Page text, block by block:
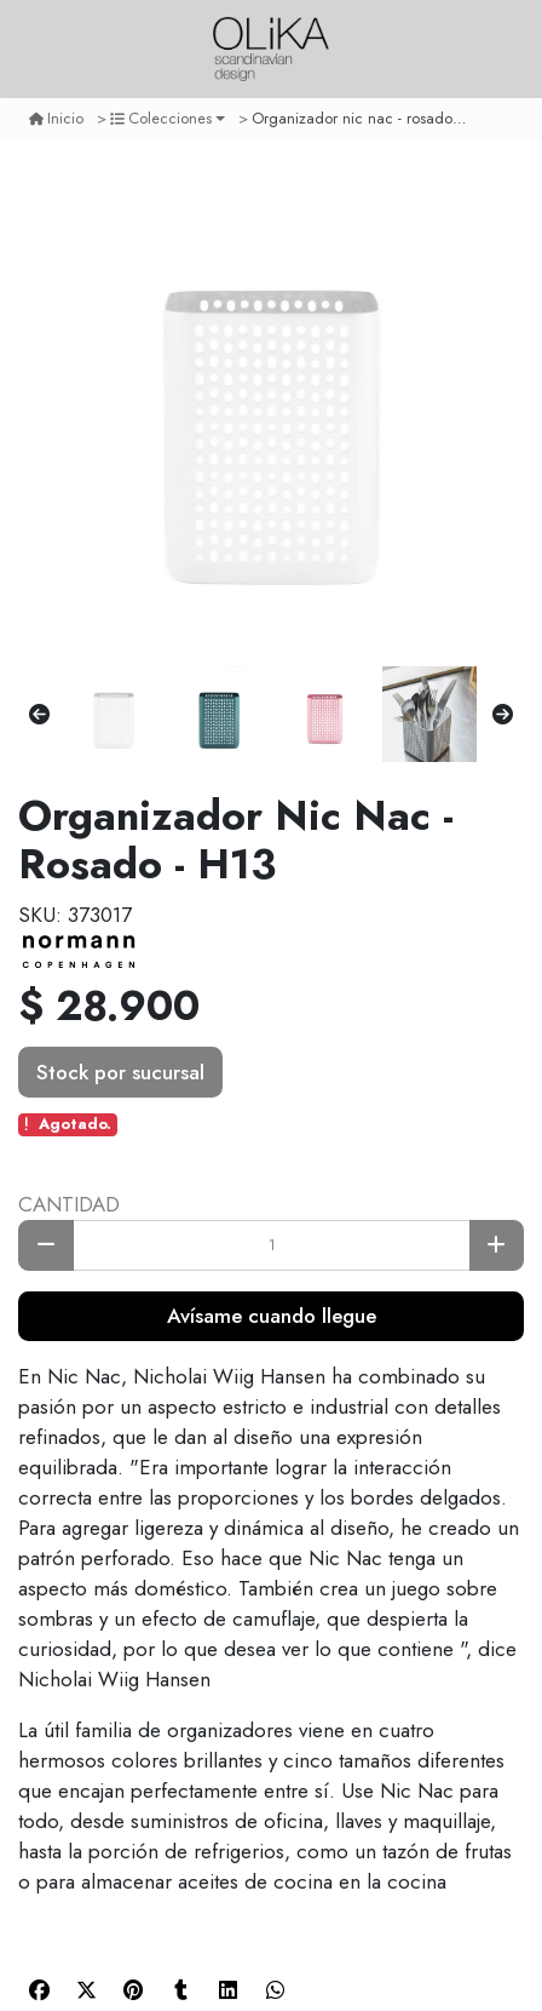
Inicio Colecciones Organizador nic nac - rosado - h13
Organizador Nic Nac -
Rosado - H13
SKU: 373017
$ 28.900
Stock por sucursal
Agotado.
CANTIDAD
Avísame cuando llegue
En Nic Nac, Nicholai Wiig Hansen ha combinado su
pasión por un aspecto estricto e industrial con detalles
refinados, que le dan al diseño una expresión
equilibrada. "Era importante lograr la interacción
correcta entre las proporciones y los bordes delgados.
Para agregar ligereza y dinámica al diseño, he creado un
patrón perforado. Eso hace que Nic Nac tenga un
aspecto más doméstico. También crea un juego sobre
sombras y un efecto de camuflaje, que despierta la
curiosidad, por lo que desea ver lo que contiene ", dice
Nicholai Wiig Hansen
La útil familia de organizadores viene en cuatro
hermosos colores brillantes y cinco tamaños diferentes
que encajan perfectamente entre sí. Use Nic Nac para
todo, desde suministros de oficina, llaves y maquillaje,
hasta la porción de refrigerios, como un tazón de frutas
o para almacenar aceites de cocina en la cocina